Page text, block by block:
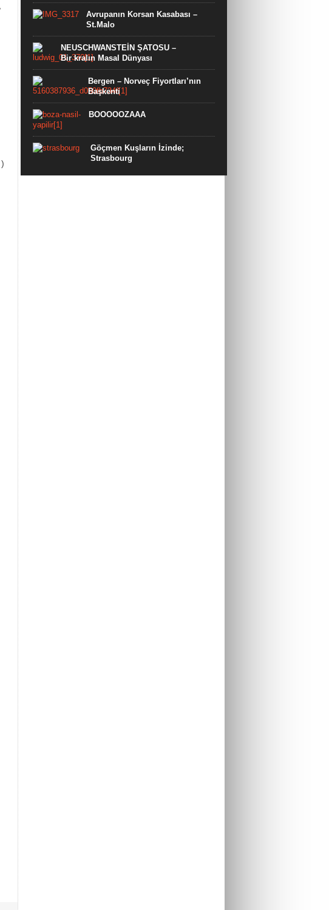
)
Avrupanın Korsan Kasabası –
St.Malo
NEUSCHWANSTEİN ŞATOSU –
Bir kralın Masal Dünyası
Bergen – Norveç Fiyortları’nın
Başkenti
BOOOOOZAAA
Göçmen Kuşların İzinde;
Strasbourg